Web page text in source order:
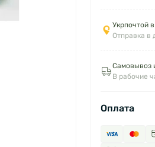
Укрпочтой
Отправка в
Самовывоз
В рабочие
Оплата